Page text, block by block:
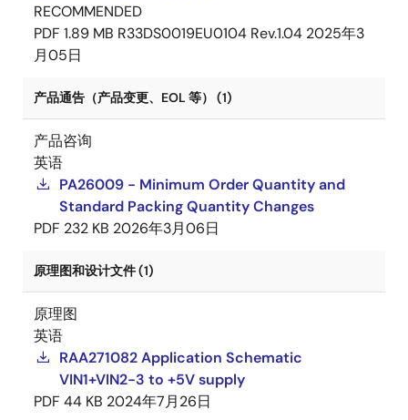
RECOMMENDED
PDF 1.89 MB R33DS0019EU0104 Rev.1.04 2025年3
月05日
产品通告（产品变更、EOL 等） (1)
产品咨询
英语
PA26009 - Minimum Order Quantity and
Standard Packing Quantity Changes
PDF 232 KB 2026年3月06日
原理图和设计文件 (1)
原理图
英语
RAA271082 Application Schematic
VIN1+VIN2-3 to +5V supply
PDF 44 KB 2024年7月26日